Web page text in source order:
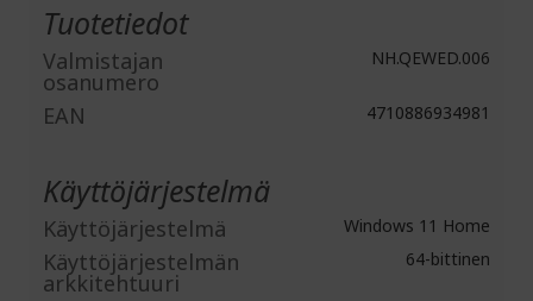
Tuotetiedot
Valmistajan
osanumero
NH.QEWED.006
EAN 4710886934981
Käyttöjärjestelmä
Käyttöjärjestelmä Windows 11 Home
Käyttöjärjestelmän
arkkitehtuuri
64-bittinen